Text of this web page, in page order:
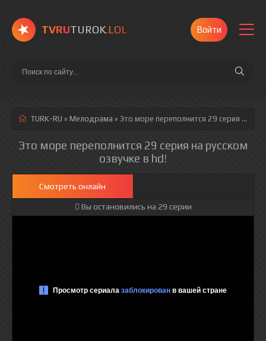
TVRUTUROK.LOL Войти
TURK-RU » Мелодрама » Это море переполнится 29 серия
Это море переполнится 29 серия на русском
озвучке в hd!
Смотреть онлайн
Вы остановились на 29 серии